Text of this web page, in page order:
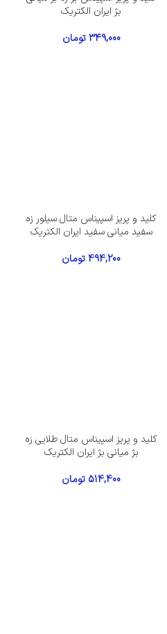
بژ ایران الکتریک
349,000 تومان
کلید و پریز اسپیناس متال سیلور زه
سفید میانی سفید ایران الکتریک
494,200تومان
کلید و پریز اسپیناس متال طلایی زه
بژ میانی بژ ایران الکتریک
514,400 تومان